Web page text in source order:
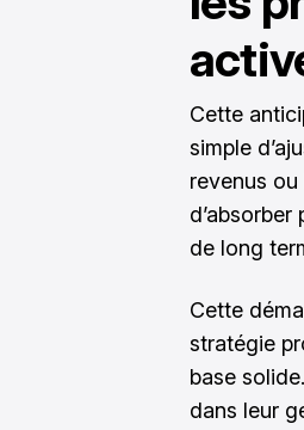
Cette
simple
revenus
de long
Cette
stratégie
base
dans leur